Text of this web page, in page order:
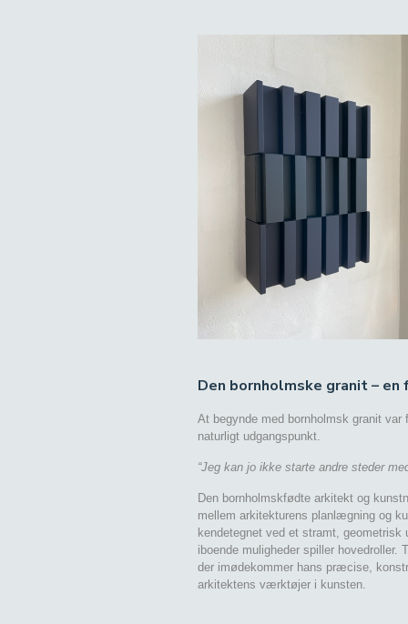
Den bornholmske granit –
At begynde med bornholmsk granit
naturligt udgangspunkt.
“Jeg kan jo ikke starte andre steder
Den bornholmskfødte arkitekt og
mellem arkitekturens planlægning og
kendetegnet ved et stramt,
iboende muligheder spiller hovedroller.
der imødekommer hans præcise,
arkitektens værktøjer i kunsten.